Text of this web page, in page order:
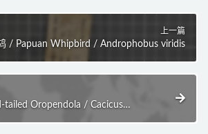
上一篇
/ Papuan Whipbird / Androphobus viridis
tailed Oropendola / Cacicus